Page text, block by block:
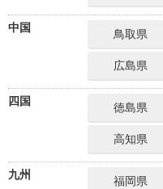
中国 鳥取県
広島県
四国 徳島県
高知県
九州 福岡県